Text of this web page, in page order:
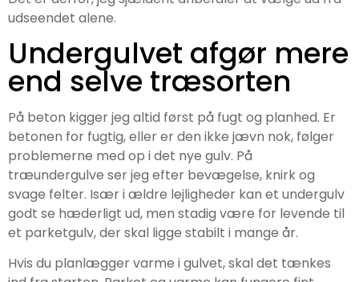
udseendet alene.
Undergulvet afgør mere
end selve træsorten
På beton kigger jeg altid først på fugt og planhed. Er
betonen for fugtig, eller er den ikke jævn nok, følger
problemerne med op i det nye gulv. På
træundergulve ser jeg efter bevægelse, knirk og
svage felter. Især i ældre lejligheder kan et undergulv
godt se hæderligt ud, men stadig være for levende til
et parketgulv, der skal ligge stabilt i mange år.
Hvis du planlægger varme i gulvet, skal det tænkes